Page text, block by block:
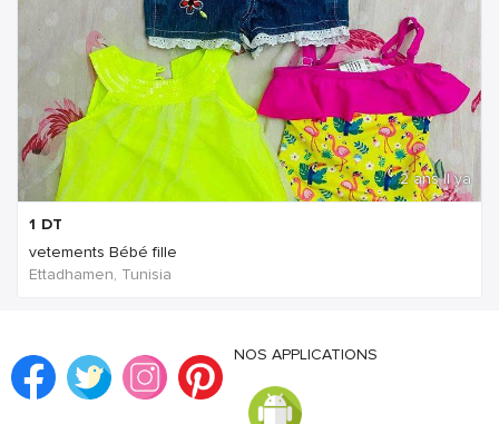
2 ans Il ya
1 DT
vetements Bébé fille
Ettadhamen, Tunisia
NOS APPLICATIONS